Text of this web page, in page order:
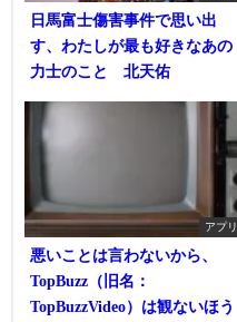
日馬富士傷害事件で思い出
す、わたしが最も好きなあの
力士のこと 北天佑
アプリ
悪いことは言わないから、
TopBuzz（旧名：
TopBuzzVideo）は観ないほう